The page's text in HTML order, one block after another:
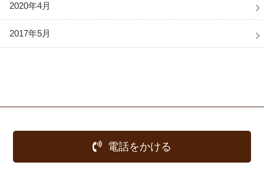
2020年4月
2017年5月
電話をかける